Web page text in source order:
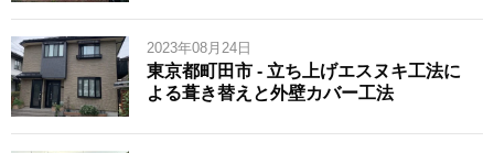
2023年08月24日
東京都町田市 - 立ち上げエスヌキ工法に
よる葺き替えと外壁カバー工法